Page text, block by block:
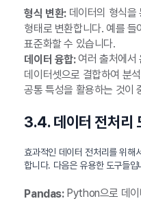
형식 변환:데이터의 형식을
형태로 변환합니다. 예를
표준화할 수 있습니다.
데이터 융합:여러 출처에서
데이터셋으로 결합하여 분
공통 특성을 활용하는 것이
3.4. 데이터 전처리
효과적인 데이터 전처리를 위해
합니다. 다음은 유용한 도구들입
Pandas:Python으로 데이